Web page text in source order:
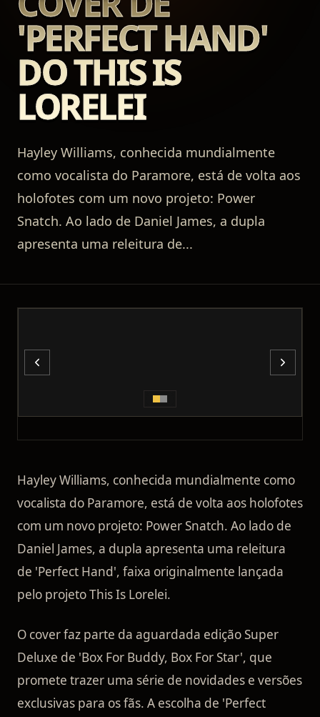
'PERFECT HAND'
DO THIS IS
LORELEI
Hayley Williams, conhecida mundialmente
como vocalista do Paramore, está de volta aos
holofotes com um novo projeto: Power
Snatch. Ao lado de Daniel James, a dupla
apresenta uma releitura de...
Hayley Williams, conhecida mundialmente como
vocalista do Paramore, está de volta aos holofotes
com um novo projeto: Power Snatch. Ao lado de
Daniel James, a dupla apresenta uma releitura
de 'Perfect Hand', faixa originalmente lançada
pelo projeto This Is Lorelei.
O cover faz parte da aguardada edição Super
Deluxe de 'Box For Buddy, Box For Star', que
promete trazer uma série de novidades e versões
exclusivas para os fãs. A escolha de 'Perfect